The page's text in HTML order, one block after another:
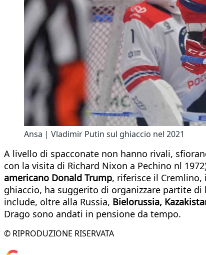
Ansa | Vladimir Putin sul ghiaccio nel 2021
A livello di spacconate non hanno rivali,
con la visita di Richard Nixon a Pechino nl
americano Donald Trump, riferisce il Cremlino,
ghiaccio, ha suggerito di organizzare partite
include, oltre alla Russia, Bielorussia,
Drago sono andati in pensione da tempo.
© RIPRODUZIONE RISERVATA